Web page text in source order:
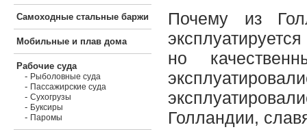
Самоходные стальные баржи
Мобильные и плав дома
Рабочие суда
- Рыболовные суда
- Пассажирские суда
- Сухогрузы
- Буксиры
- Паромы
Почему из
но
Голландии,